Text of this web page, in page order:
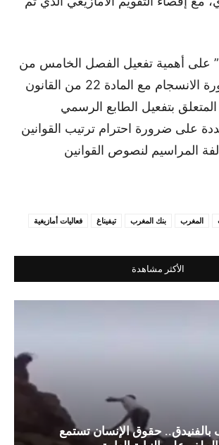
على أهمية تفعيل الفصل الخامس من
الدستور،.. وضرورة الانسجام مع المادة 22 من القانون
التنظيمي 26.16 المتعلق بتفعيل الطابع الرسمي
على ضرورة احترام ترتيب القوانين
المراسيم لنصوص القوانين
المغرب بنك المغرب تيفيناغ فعاليات أمازيغية
الأكثر مشاهدة
بالفنيدق.. حقوق الإنسان تستمع